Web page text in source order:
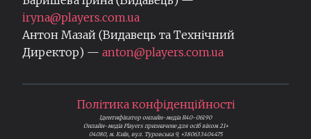
iryna@players.com.ua
Антон Мазай (Видавець та Технічний
Директор) — anton@players.com.ua
Політика конфіденційності
Ідентифікатор онлайн-медіа R40-06190
Онлайн-медіа Players призначене для осіб віком 21+
04080, м. Київ, вул. Туровська 9, +380633404475